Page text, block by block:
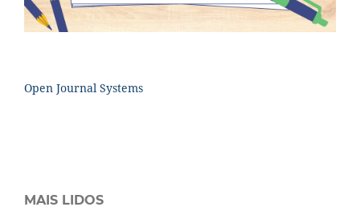
Open Journal Systems
MAIS LIDOS